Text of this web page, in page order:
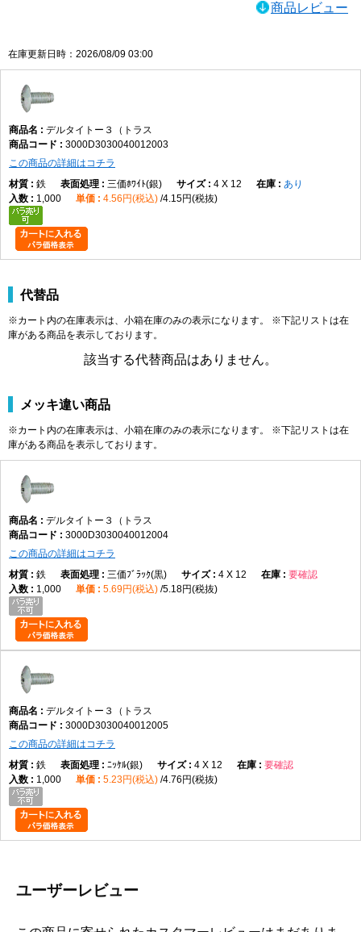
商品レビュー
在庫更新日時：2026/08/09 03:00
デルタイトー３（トラス
3000D3030040012003
この商品の詳細はコチラ
鉄
三価ﾎﾜｲﾄ(銀) 4 X 12
あり
1,000
4.56円(税込) 4.15円(税抜)
代替品
※カート内の在庫表示は、小箱在庫のみの表示になります。 ※下記リストは在
庫がある商品を表示しております。
該当する代替商品はありません。
メッキ違い商品
※カート内の在庫表示は、小箱在庫のみの表示になります。 ※下記リストは在
庫がある商品を表示しております。
デルタイトー３（トラス
3000D3030040012004
この商品の詳細はコチラ
鉄
三価ﾌﾞﾗｯｸ(黒) 4 X 12
要確認
1,000
5.69円(税込) 5.18円(税抜)
デルタイトー３（トラス
3000D3030040012005
この商品の詳細はコチラ
鉄
ﾆｯｹﾙ(銀) 4 X 12
要確認
1,000
5.23円(税込) 4.76円(税抜)
ユーザーレビュー